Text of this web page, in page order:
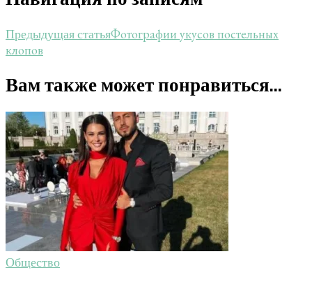
Предыдущая статьяФотографии укусов постельных
клопов
Вам также может понравиться...
Общество